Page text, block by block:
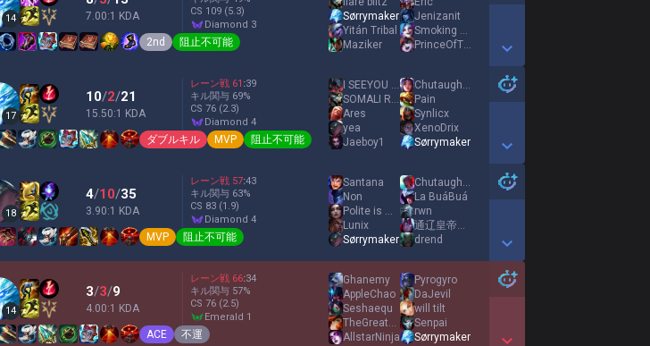
14 7.00:1 KDA
CS 109 (5.3)
diamond 3
2nd 阻止不可能
Sørrymaker
Yitán Tribal
Maziker
Jenizanit
Smoking Cat Piss
PrinceOfTheVoid
Show More Detail Games
17
10/2/21
15.50:1 KDA
レーン戦 61 :39
キル関与 69%
CS 76 (2.3)
diamond 4
ダブルキル MVP 阻止不可能
I SEEYOU BAByBOi
SOMALI RENGAR
Ares
yea
Jaeboy1
Chutaughdel
Pain
Synlicx
XenoDrix
Sørrymaker
Show More Detail Games
18
4/10/35
3.90:1 KDA
レーン戦 57:43
キル関与 63%
CS 83 (1.9)
diamond 4
MVP 阻止不可能
Santana
Non
Polite is matter
Lunix
Sørrymaker
Chutaughdel
La BuáBuá
rwn
通辽皇帝小约翰可汗
drend
Show More Detail Games
14
3/3/9
4.00:1 KDA
レーン戦 66:34
キル関与 57%
CS 76 (2.5)
emerald 1
ACE 不運
Ghanemy
AppleChao
Seshaequ
TheGreatGod
AllstarNinja
Pyrogyro
DaJevil
will tilt
Senpai
Sørrymaker